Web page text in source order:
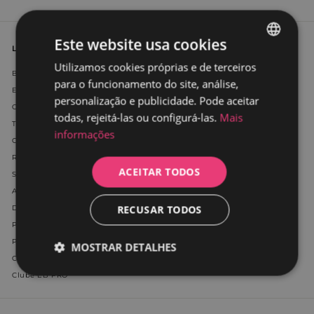
Links de interesse
Blogue
Entrega
Contato
Tracking de Pedidos
Cancelamento e reclamações
Referências
Selo de qualidade
Aviso Legal
Dados fiscais
Política de Utilização de Cookies
Política de Privacidade
Condições gerais de venda
Clube EB PRO
SPANISH
PORTUGUESE
Este website usa cookies
Utilizamos cookies próprias e de terceiros
para o funcionamento do site, análise,
personalização e publicidade. Pode aceitar
todas, rejeitá-las ou configurá-las. Mais
informações
ACEITAR TODOS
RECUSAR TODOS
MOSTRAR DETALHES
Estritamente
Desempenho